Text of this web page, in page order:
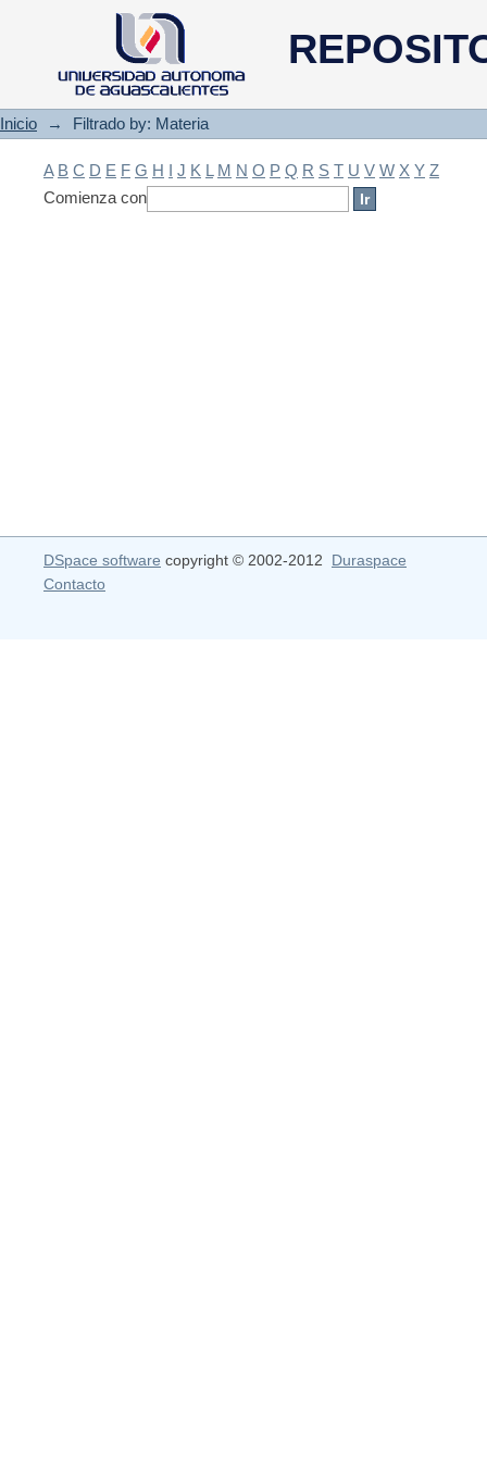
Filtrado by: Materia
Inicio → Filtrado by: Materia
A B C D E F G H I J K L M N O P Q R S T U V W X Y Z
Comienza con
DSpace software copyright © 2002-2012 Duraspace
Contacto